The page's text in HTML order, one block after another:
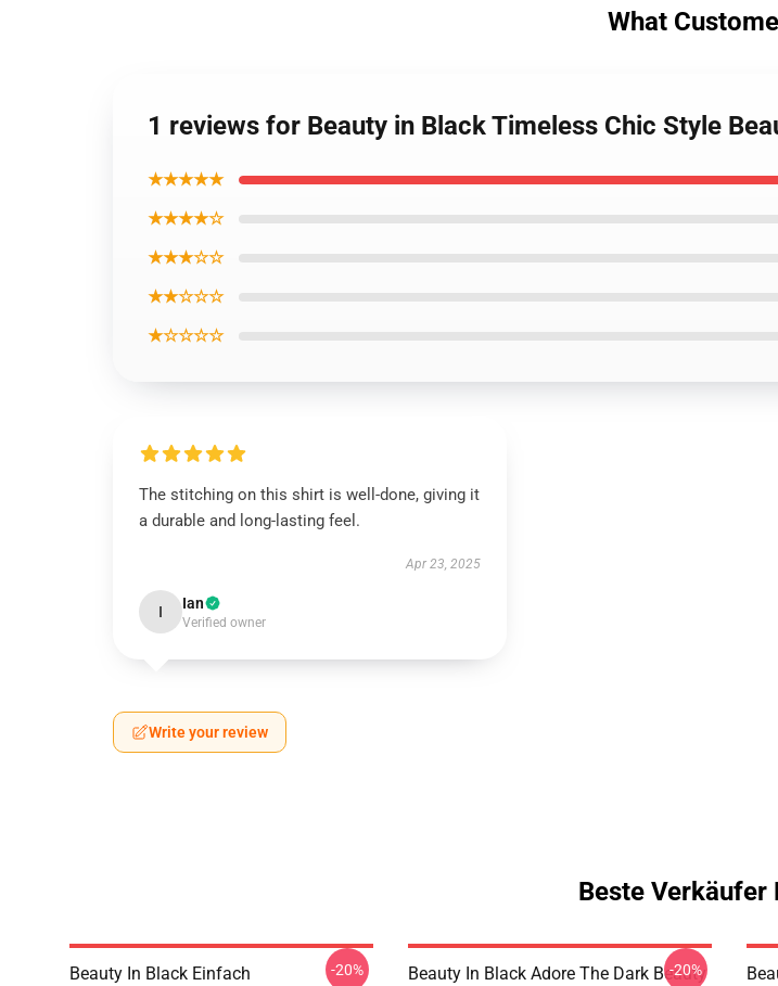
What
1 reviews for Beauty in Black Timeless Chic Style
★★★★★
★★★★☆
★★★☆☆
★★☆☆☆
★☆☆☆☆
The stitching on this shirt is well-done, giving it
a durable and long-lasting feel.
Apr 23, 2025
I Ian
Verified owner
Write your review
Beste Verkäufer
Beauty In Black Einfach
-20%
Beauty In Black Adore The Dark Beauty
-20%